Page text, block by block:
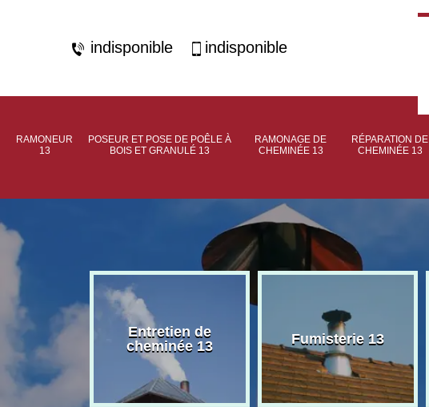
indisponible indisponible
RAMONEUR
13
POSEUR ET POSE DE POÊLE À
BOIS ET GRANULÉ 13
RAMONAGE DE
CHEMINÉE 13
RÉPARATION DE
CHEMINÉE 13
de
13
Entretien de
cheminée 13
Fumisterie 13